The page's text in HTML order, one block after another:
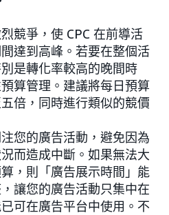
競爭，使 CPC 在前導活
達到高峰。若要在整個活
是轉化率較高的晚間時
算管理。建議將每日預算
倍，同時進行類似的競價
您的廣告活動，避免因為
而造成中斷。如果無法大
，則「廣告展示時間」能
讓您的廣告活動只集中在
可在廣告平台中使用。不